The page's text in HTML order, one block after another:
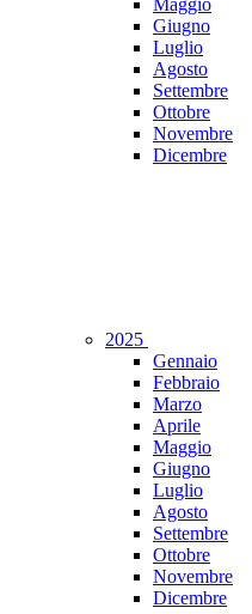
Maggio
Giugno
Luglio
Agosto
Settembre
Ottobre
Novembre
Dicembre
2025
Gennaio
Febbraio
Marzo
Aprile
Maggio
Giugno
Luglio
Agosto
Settembre
Ottobre
Novembre
Dicembre